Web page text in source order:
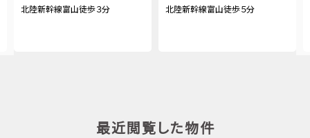
北陸新幹線富山徒歩３分
北陸新幹線富山徒歩５分
最近閲覧した物件